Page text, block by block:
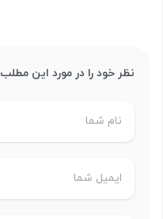
نظر خود را در مورد این